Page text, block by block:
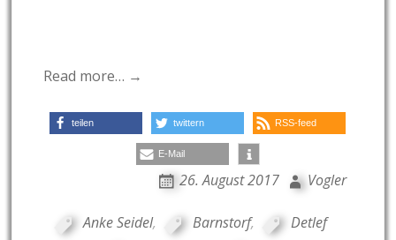
Read more… →
teilen twittern RSS-feed
E-Mail
26. August 2017 Vogler
Anke Seidel, Barnstorf,
Detlef